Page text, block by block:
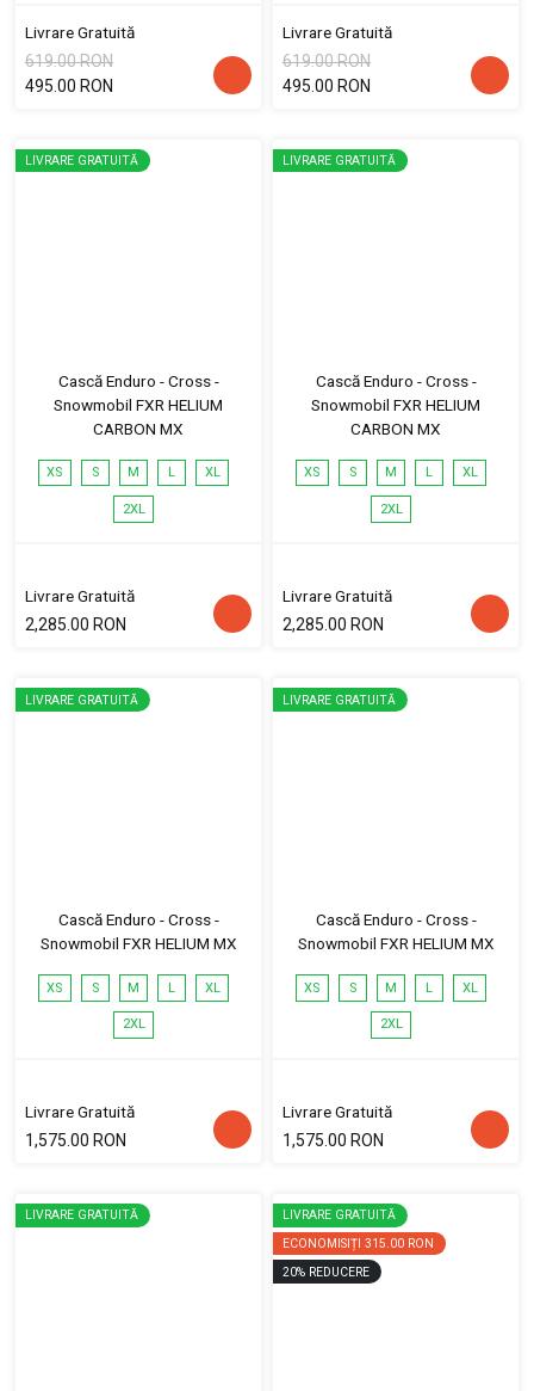
Livrare Gratuită
619.00 RON
495.00 RON
Livrare Gratuită
619.00 RON
495.00 RON
LIVRARE GRATUITĂ
Cască Enduro - Cross -
Snowmobil FXR HELIUM
CARBON MX
XS S M L XL
2XL
Livrare Gratuită
2,285.00 RON
LIVRARE GRATUITĂ
Cască Enduro - Cross -
Snowmobil FXR HELIUM
CARBON MX
XS S M L XL
2XL
Livrare Gratuită
2,285.00 RON
LIVRARE GRATUITĂ
Cască Enduro - Cross -
Snowmobil FXR HELIUM MX
XS S M L XL
2XL
Livrare Gratuită
1,575.00 RON
LIVRARE GRATUITĂ
Cască Enduro - Cross -
Snowmobil FXR HELIUM MX
XS S M L XL
2XL
Livrare Gratuită
1,575.00 RON
LIVRARE GRATUITĂ
LIVRARE GRATUITĂ
ECONOMISIȚI 315.00 RON
20% REDUCERE